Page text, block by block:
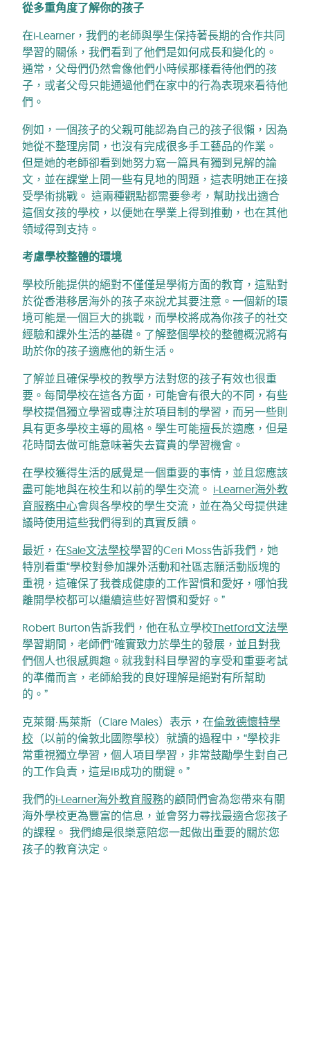
從多重角度了解你的孩子
在i-Learner，我們的老師與學生保持著長期的合作共同
學習的關係，我們看到了他們是如何成長和變化的。
通常，父母們仍然會像他們小時候那樣看待他們的孩
子，或者父母只能通過他們在家中的行為表現來看待他
們。
例如，一個孩子的父親可能認為自己的孩子很懶，因為
她從不整理房間，也沒有完成很多手工藝品的作業。
但是她的老師卻看到她努力寫一篇具有獨到見解的論
文，並在課堂上問一些有見地的問題，這表明她正在接
受學術挑戰。 這兩種觀點都需要參考，幫助找出適合
這個女孩的學校，以便她在學業上得到推動，也在其他
領域得到支持。
考慮學校整體的環境
學校所能提供的絕對不僅僅是學術方面的教育，這點對
於從香港移居海外的孩子來說尤其要注意。一個新的環
境可能是一個巨大的挑戰，而學校將成為你孩子的社交
經驗和課外生活的基礎。了解整個學校的整體概況將有
助於你的孩子適應他的新生活。
了解並且確保學校的教學方法對您的孩子有效也很重
要。每間學校在這各方面，可能會有很大的不同，有些
學校提倡獨立學習或專注於項目制的學習，而另一些則
具有更多學校主導的風格。學生可能擅長於適應，但是
花時間去做可能意味著失去寶貴的學習機會。
在學校獲得生活的感覺是一個重要的事情，並且您應該
盡可能地與在校生和以前的學生交流。 i-Learner海外教
育服務中心會與各學校的學生交流，並在為父母提供建
議時使用這些我們得到的真實反饋。
最近，在Sale文法學校學習的Ceri Moss告訴我們，她
特別看重“學校對參加課外活動和社區志願活動版塊的
重視，這確保了我養成健康的工作習慣和愛好，哪怕我
離開學校都可以繼續這些好習慣和愛好。”
Robert Burton告訴我們，他在私立學校Thetford文法學
學習期間，老師們“確實致力於學生的發展，並且對我
們個人也很感興趣。就我對科目學習的享受和重要考試
的準備而言，老師給我的良好理解是絕對有所幫助
的。”
克萊爾·馬萊斯（Clare Males）表示，在倫敦德懷特學
校 （以前的倫敦北國際學校）就讀的過程中，“學校非
常重視獨立學習，個人項目學習，非常鼓勵學生對自己
的工作負責，這是IB成功的關鍵。”
我們的i-Learner海外教育服務的顧問們會為您帶來有關
海外學校更為豐富的信息，並會努力尋找最適合您孩子
的課程。 我們總是很樂意陪您一起做出重要的關於您
孩子的教育決定。